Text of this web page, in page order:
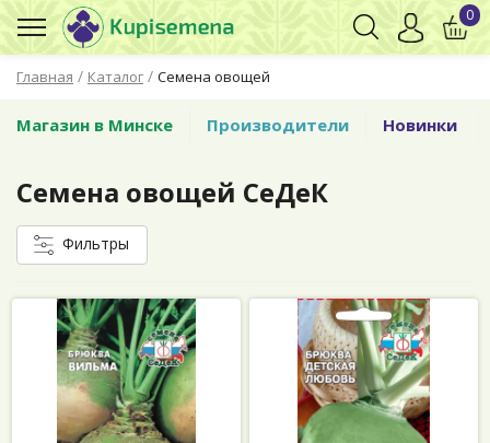
Главная / Каталог / Семена овощей
0
Магазин в Минске Производители Новинки
Семена овощей СеДеК
Фильтры